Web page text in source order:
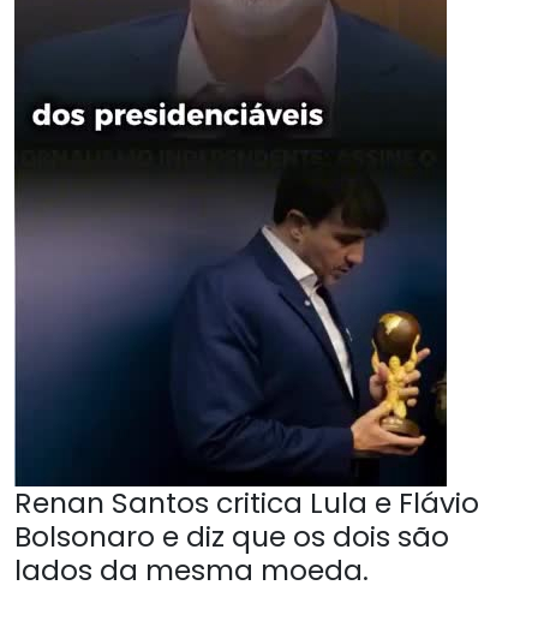
Renan Santos critica Lula e Flávio
Bolsonaro e diz que os dois são
lados da mesma moeda.